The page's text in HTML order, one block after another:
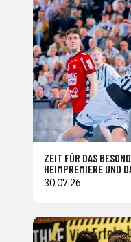
ZEIT FÜR DAS
HEIMPREMIERE UND
30.07.26